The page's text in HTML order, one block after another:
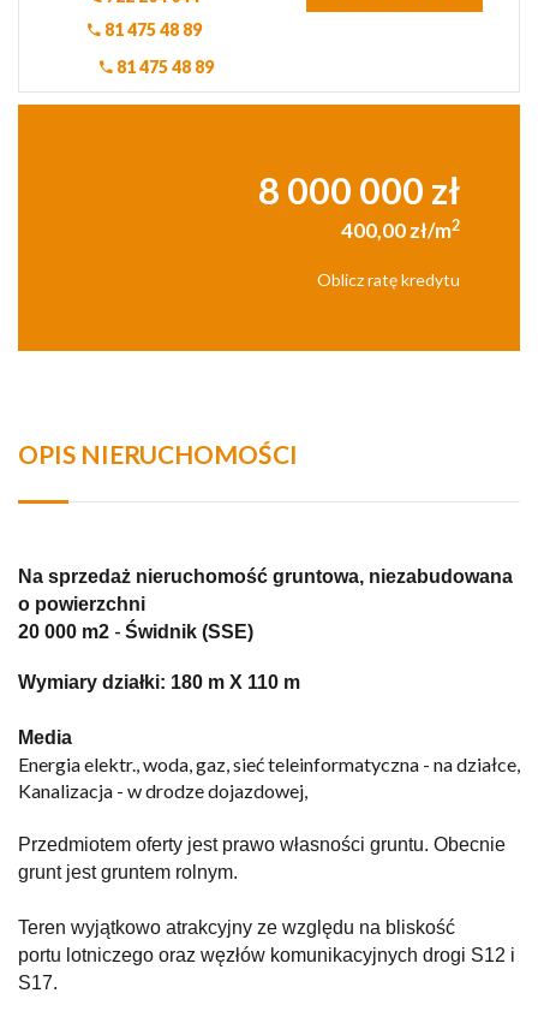
81 475 48 89
81 475 48 89
8 000 000 zł
400,00 zł/m2
Oblicz ratę kredytu
OPIS NIERUCHOMOŚCI
Na sprzedaż nieruchomość gruntowa, niezabudowana
o powierzchni
20 000 m2 - Świdnik (SSE)
Wymiary działki: 180 m X 110 m
Media
Energia elektr., woda, gaz, sieć teleinformatyczna - na działce,
Kanalizacja - w drodze dojazdowej,
Przedmiotem oferty jest prawo własności gruntu. Obecnie
grunt jestgruntem rolnym.
Teren wyjątkowo atrakcyjny ze względu na bliskość
portu lotniczego oraz węzłów komunikacyjnych drogi S12 i
S17.